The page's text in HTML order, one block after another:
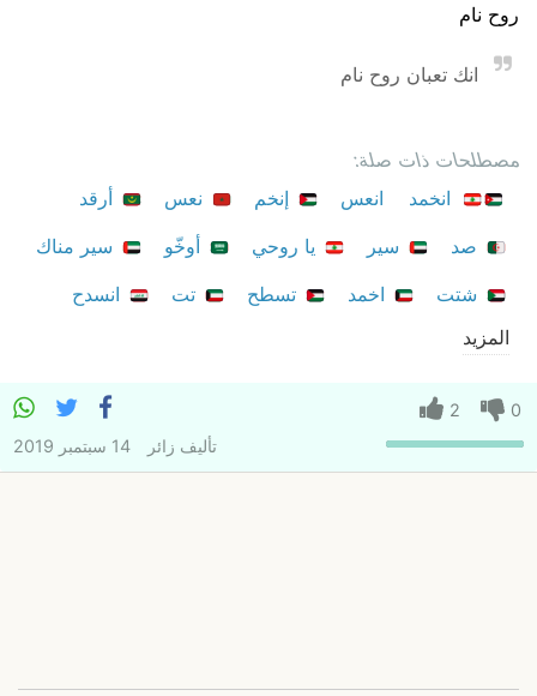
روح نام
انك تعبان روح نام
مصطلحات ذات صلة:
انخمد
انعس إنخم نعس
أرقد
صد
سير يا روحي أوخّو
سير مناك
شتت
اخمد تسطح تت
انسدح
المزيد
0
2
تأليف زائر 14 سبتمبر 2019